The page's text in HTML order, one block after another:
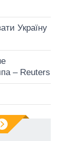
Україну
– Reuters